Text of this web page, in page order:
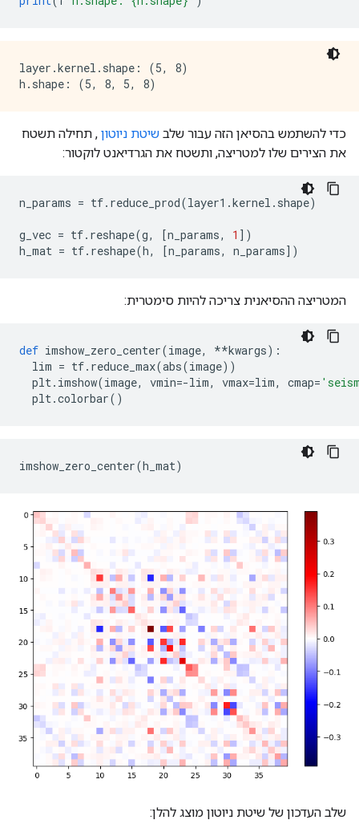
layer.kernel.shape: (5, 8)
כדי להשתמש בהסיאן הזה עבור שלב שיטת ניוטון , תחילה תשטח
את הצירים שלו למטריצה, ותשטח את הגרדיאנט לוקטור:
n_params = tf. reduce_prod(layer1 .kernel . shape)
g_vec = tf. reshape(g, [n_params, 1 ])
h_mat = tf. reshape(h, [n_params, n_params])
המטריצה ​​ההסיאנית צריכה להיות סימטרית:
def imshow_zero_center(image, **kwargs):
lim = tf. reduce_max(abs(image))
plt. imshow(image, vmin=-lim, vmax=lim, cmap=
plt.colorbar()
imshow_zero_center(h_mat)
שלב העדכון של שיטת ניוטון מוצג להלן: